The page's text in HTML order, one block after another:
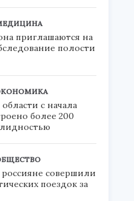
приглашаются на
полости
с начала
более 200
россияне совершили
поездок за